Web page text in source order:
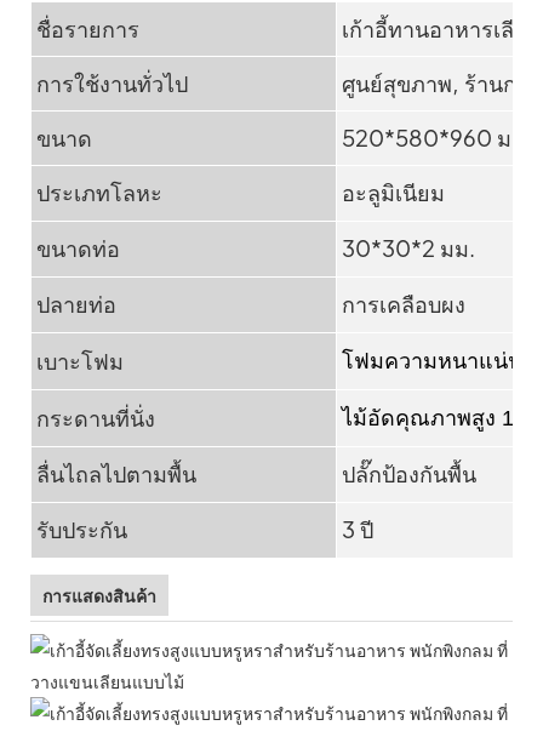
ชื่อรายการ
เก้าอี้ทานอาหารเลีย
การใช้งานทั่วไป
ศูนย์สุขภาพ, ร้านกา
ขนาด
520*580*960 มม.
ประเภทโลหะ
อะลูมิเนียม
ขนาดท่อ
30*30*2 มม.
ปลายท่อ
การเคลือบผง
เบาะโฟม โฟมความหนาแน่นสู
กระดานที่นั่ง ไม้อัดคุณภาพสูง 12
ลื่นไถลไปตามพื้น
ปลั๊กป้องกันพื้น
รับประกัน
3 ปี
การแสดงสินค้า